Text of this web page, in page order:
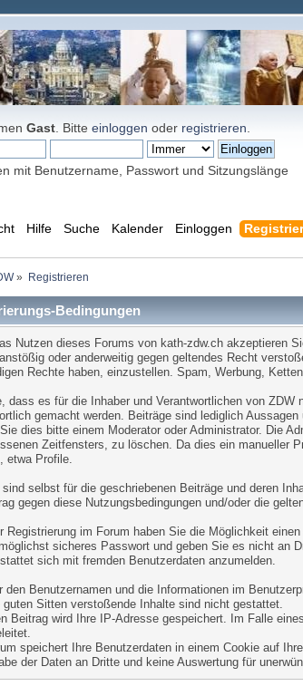
Gast . Bitteeinloggen oder registrieren
mit Benutzername, Passwort und Sitzungslänge
Hilfe Suche Kalender Einloggen
» Registrieren
Bedingungen
Nutzen dieses Forums von kath-zdw.ch akzeptieren
oder anderweitig gegen geltendes Recht
Rechte haben, einzustellen. Spam, Werbung,
dass es für die Inhaber und Verantwortlichen von
gemacht werden. Beiträge sind lediglich
dies bitte einem Moderator oder Administrator. Die
Zeitfensters, zu löschen. Da dies ein manueller
etwa Profile.
sind selbst für die geschriebenen Beiträge und deren
gegen diese Nutzungsbedingungen und/oder die
Registrierung im Forum haben Sie die Möglichkeit
sicheres Passwort und geben Sie es nicht an
sich mit fremden Benutzerdaten anzumelden.
den Benutzernamen und die Informationen im
guten Sitten verstoßende Inhalte sind nicht gestattet.
Beitrag wird Ihre IP-Adresse gespeichert. Im Falle
speichert Ihre Benutzerdaten in einem Cookie auf
der Daten an Dritte und keine Auswertung für